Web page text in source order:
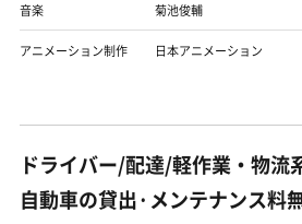
音楽 菊池俊輔
アニメーション制作 日本アニメーション
ドライバー/配達/軽作業・物流
自動車の貸出·メンテナンス料